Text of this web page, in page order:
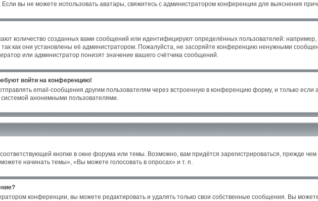
Если вы не можете использовать аватары, свяжитесь с администратором конференции для выяснения
количество созданных вами сообщений или идентифицируют определённых пользователей:
как они установлены её администратором. Пожалуйста, не засоряйте конференцию ненужными
или администратор понизят значение вашего счётчика сообщений.
войти на конференцию!
email-сообщения другим пользователям через встроенную в конференцию форму, и только
анонимными пользователями.
кнопке в окне форума или темы. Возможно, вам придётся зарегистрироваться, прежде
начинать темы», «Вы можете голосовать в опросах» и т. п.
конференции, вы можете редактировать и удалять только свои собственные сообщения. Вы